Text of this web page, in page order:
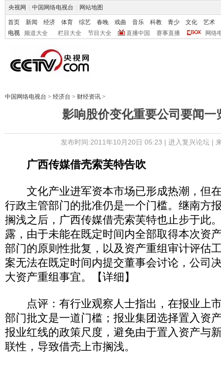
央视网 中国网络电视台 网站地图
首页 新闻 经济 体育 综艺 春晚 戏曲 音乐 科教 青少 文化
艺术
电视
频道大全 栏目大全 节目大全 直播中国 赛事直播 网络
中国网络电视台 > 经济台 > 财经资讯 >
影响股价变化重要公司要闻一
发布时间:2011年10月20日 05:23 | 进入复兴论坛|
广西传媒借壳索芙特告吹
文化产业进军资本市场已形成热潮，但
行政主管部门的批准仍是一个门槛。继南方
搁浅之后，广西传媒借壳索芙特也止步于此
露，由于未能在既定时间内全部取得本次资
部门的原则性批复，以及资产重组审计评估
案无法在既定时间内提交董事会讨论，公司
大资产重组事宜。【详细】
点评：有行业观察人士指出，在报业上
部门批文是一道门槛；报业集团选择置入资
报业红线的政策尺度，避免由于置入资产与
联性，导致借壳上市搁浅。